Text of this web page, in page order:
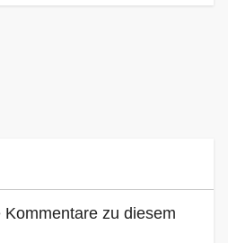
zu diesem